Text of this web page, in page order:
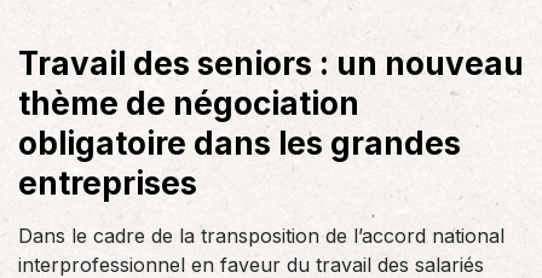
Travail des seniors : un nouveau
thème de négociation
obligatoire dans les grandes
entreprises
Dans le cadre de la transposition de l’accord national
interprofessionnel en faveur du travail des salariés